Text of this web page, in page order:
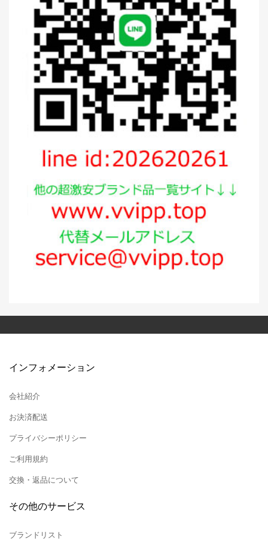
インフォメーション
会社紹介
お決済配送
プライバシーポリシー
ご利用規約
交換・返品について
その他のサービス
ブランドリスト